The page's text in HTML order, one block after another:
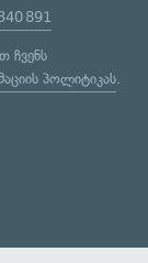
891
ჩვენს
პოლიტიკას.